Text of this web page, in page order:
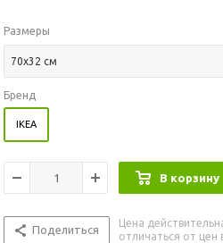
Размеры
70x32 см
Бренд
IKEA
В корзину
Поделиться
Цена
отличаться от цен